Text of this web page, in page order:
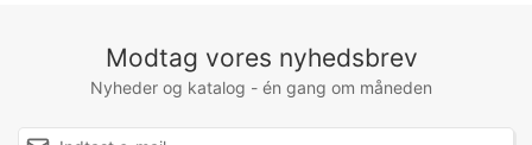
Modtag vores nyhedsbrev
Nyheder og katalog - én gang om måneden